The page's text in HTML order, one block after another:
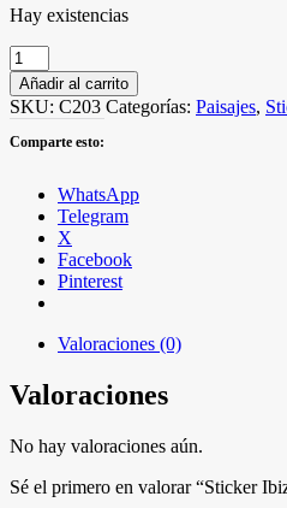
Hay existencias
Sticker
Ibiza
C203
cantidad
Añadir al carrito
SKU: C203 Categorías: Paisajes,
Comparte esto:
WhatsApp
Telegram
X
Facebook
Pinterest
Valoraciones (0)
Valoraciones
No hay valoraciones aún.
Sé el primero en valorar “Sticker